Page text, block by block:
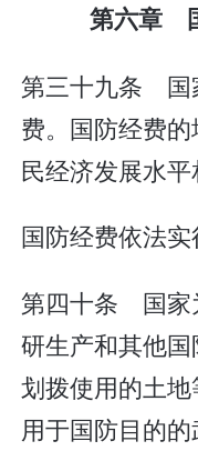
第六章
第三十九条 国
费。国防经费
民经济发展水平
国防经费依法实
第四十条 国家
研生产和其他国
划拨使用的土
用于国防目的